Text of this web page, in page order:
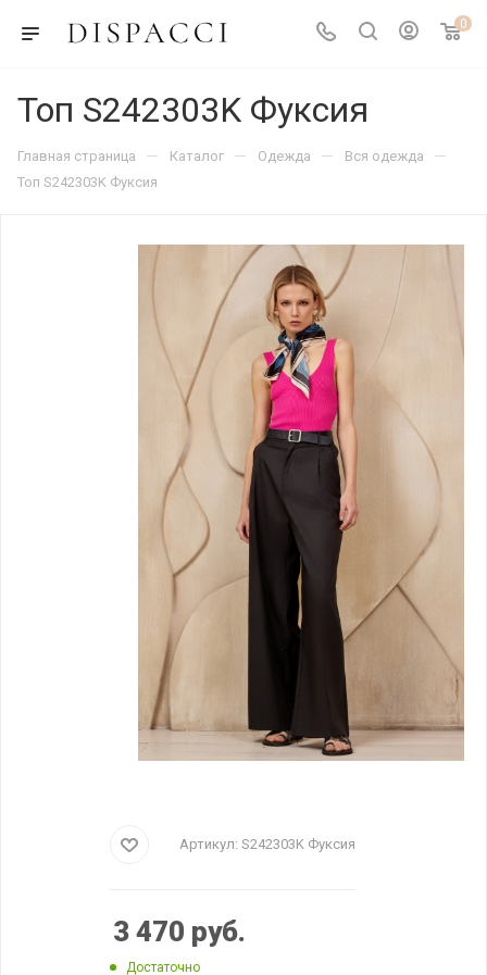
0
Топ S242303K Фуксия
Главная страница — Каталог — Одежда — Вся одежда —
Топ S242303K Фуксия
Артикул: S242303K Фуксия
3 470 руб.
Достаточно